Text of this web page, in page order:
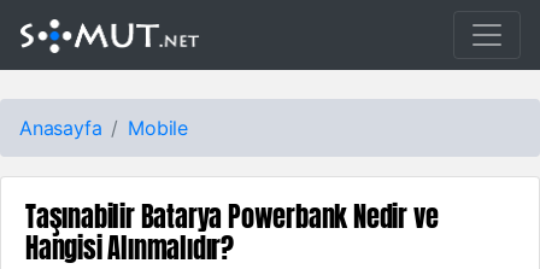
Anasayfa Mobile
Taşınabilir Batarya Powerbank Nedir ve
Hangisi Alınmalıdır?